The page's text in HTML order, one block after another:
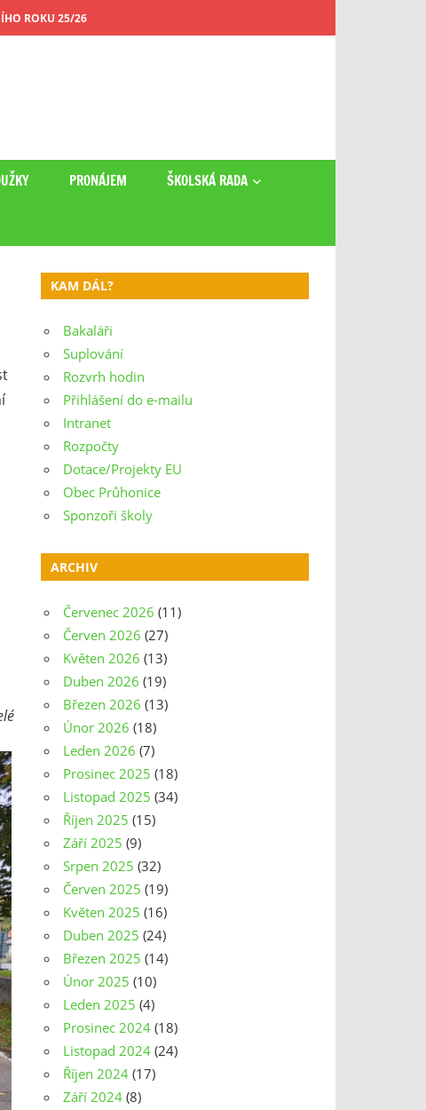
ROKU 25/26
PRONÁJEM ŠKOLSKÁ RADA
KAM DÁL?
Bakaláři
Suplování
Rozvrh hodin
Přihlášení do e-mailu
Intranet
Rozpočty
Dotace/Projekty EU
Obec Průhonice
Sponzoři školy
ARCHIV
Červenec 2026 (11)
Červen 2026 (27)
Květen 2026 (13)
Duben 2026 (19)
Březen 2026 (13)
Únor 2026 (18)
Leden 2026 (7)
Prosinec 2025 (18)
Listopad 2025 (34)
Říjen 2025 (15)
Září 2025 (9)
Srpen 2025 (32)
Červen 2025 (19)
Květen 2025 (16)
Duben 2025 (24)
Březen 2025 (14)
Únor 2025 (10)
Leden 2025 (4)
Prosinec 2024 (18)
Listopad 2024 (24)
Říjen 2024 (17)
Září 2024 (8)